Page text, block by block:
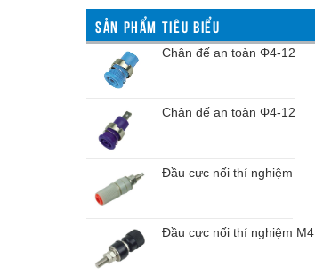
SẢN PHẨM TIÊU BIỂU
Chân đế an toàn Φ4-12
Chân đế an toàn Φ4-12
Đầu cực nối thí nghiệm
Đầu cực nối thí nghiệm M4